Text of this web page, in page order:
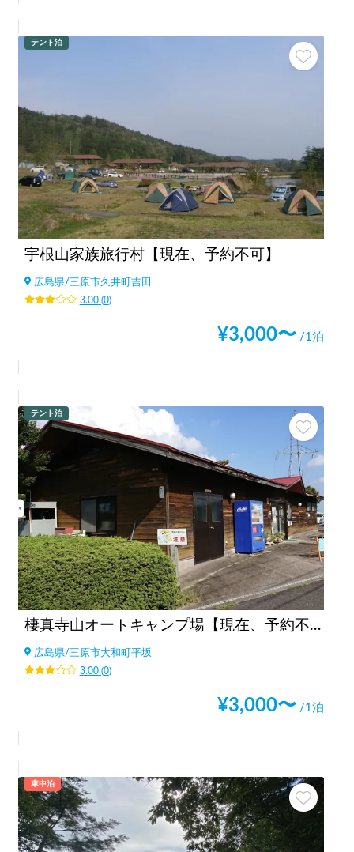
テント泊
宇根山家族旅行村【現在、予約不可】
広島県/三原市久井町吉田
3.00(0)
¥3,000〜 /1泊
テント泊
棲真寺山オートキャンプ場【現在、予約不可】
広島県/三原市大和町平坂
3.00(0)
¥3,000〜 /1泊
車中泊